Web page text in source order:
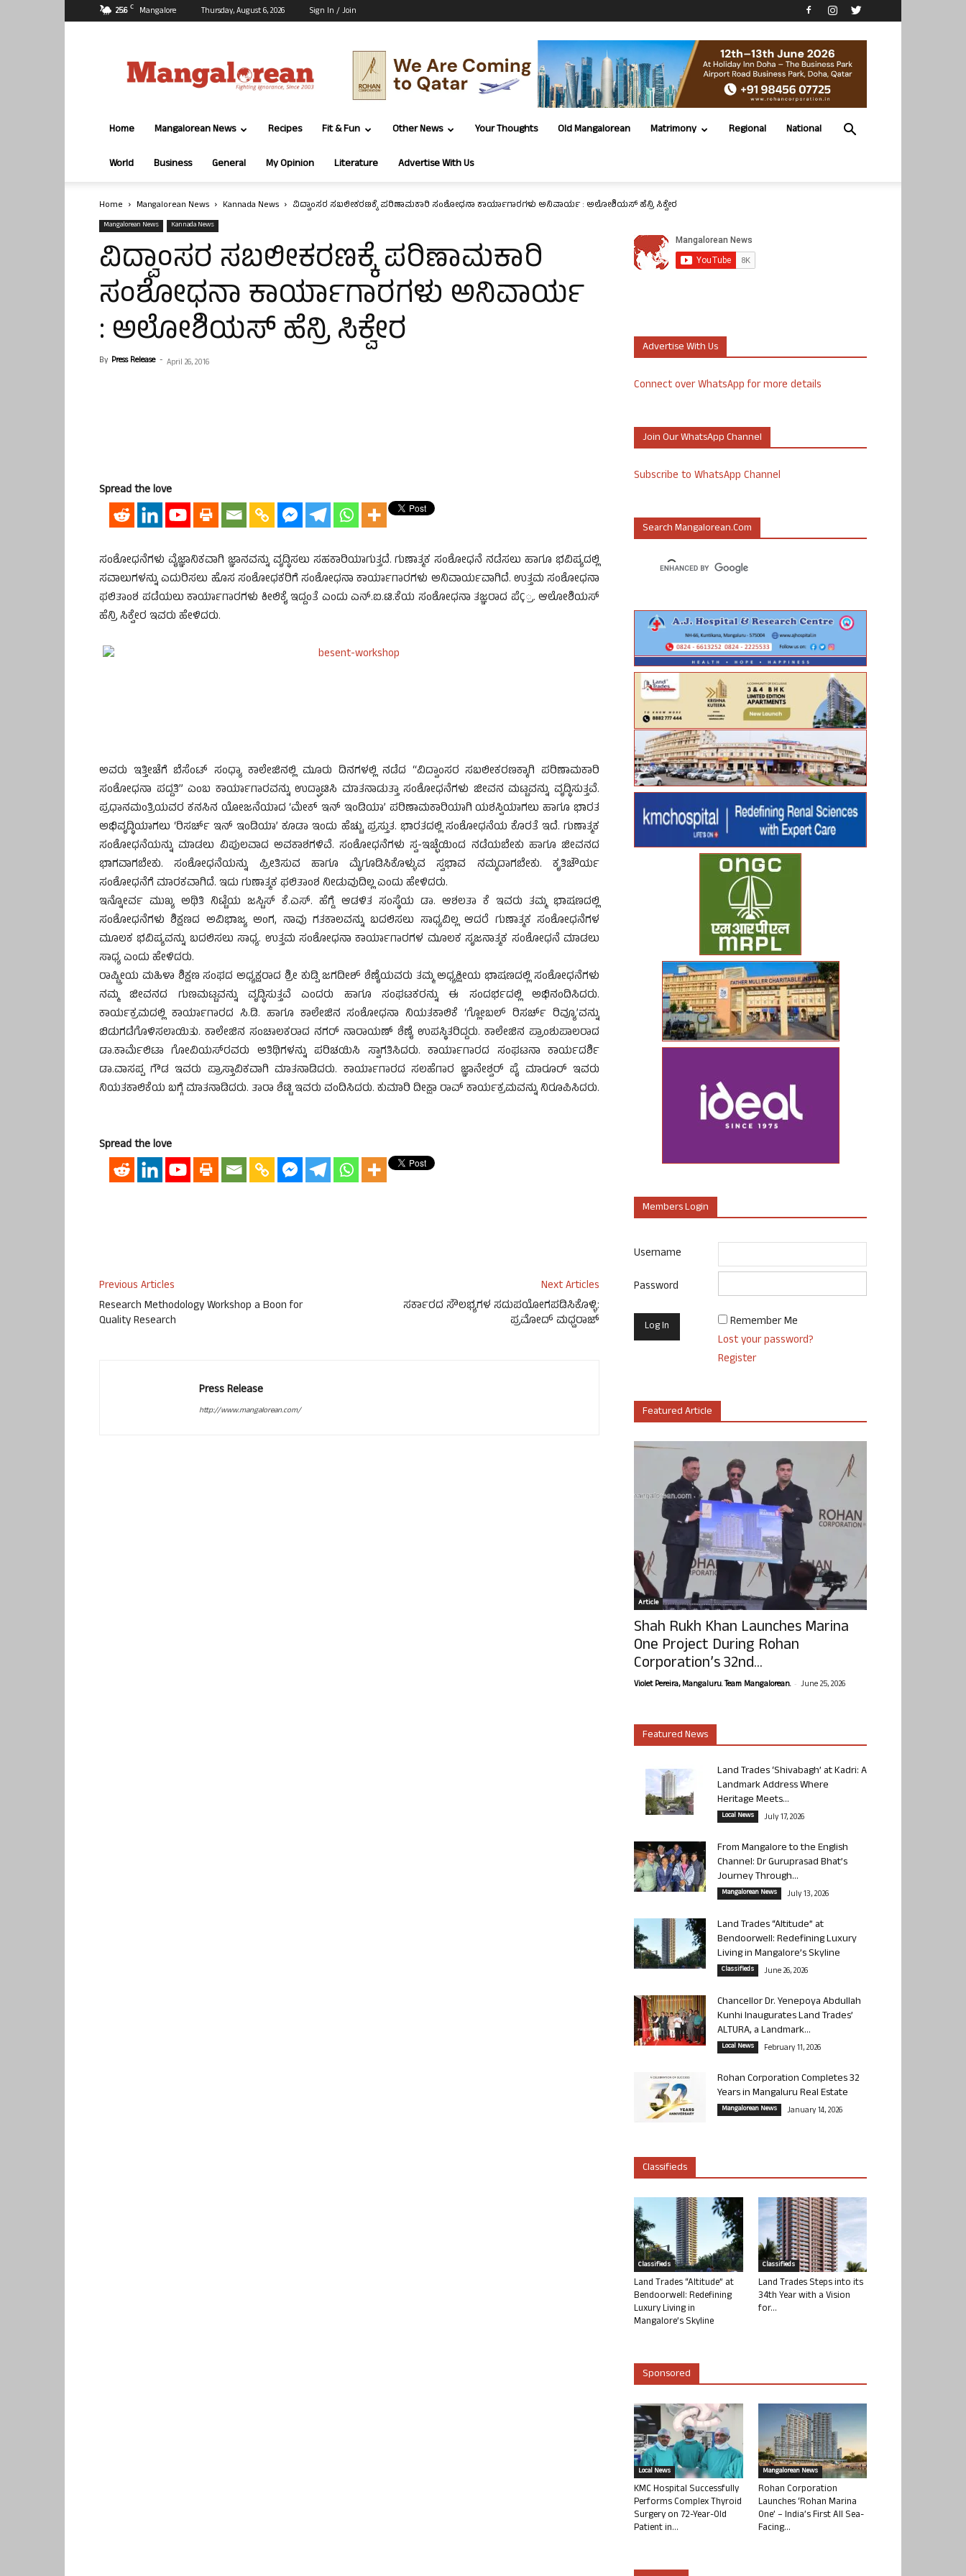
25.6 C Mangalore Thursday, August 6, 2026 Sign In / Join
Home Mangalorean News Recipes Fit & Fun Other News Your Thoughts Old Mangalorean Matrimony Regional National
World Business General My Opinion Literature Advertise With Us
Home Mangalorean News Kannada News ವಿದ್ವಾಂಸರ ಸಬಲೀಕರಣಕ್ಕೆ ಪರಿಣಾಮಕಾರಿ ಸಂಶೋಧನಾ ಕಾರ್ಯಾಗಾರಗಳು ಅನಿವಾರ್ಯ : ಅಲೋಶಿಯಸ್ ಹೆನ್ರಿ ಸಿಕ್ವೇರ
Mangalorean News Kannada News
ವಿದ್ವಾಂಸರ ಸಬಲೀಕರಣಕ್ಕೆ ಪರಿಣಾಮಕಾರಿ
ಸಂಶೋಧನಾ ಕಾರ್ಯಾಗಾರಗಳು ಅನಿವಾರ್ಯ
: ಅಲೋಶಿಯಸ್ ಹೆನ್ರಿ ಸಿಕ್ವೇರ
By Press Release - April 26, 2016
Spread the love
ಸಂಶೋಧನೆಗಳು ವೈಜ್ಞಾನಿಕವಾಗಿ ಜ್ಞಾನವನ್ನು ವೃದ್ಧಿಸಲು ಸಹಕಾರಿಯಾಗುತ್ತದೆ. ಗುಣಾತ್ಮಕ ಸಂಶೋಧನೆ ನಡೆಸಲು ಹಾಗೂ ಭವಿಷ್ಯದಲ್ಲಿ
ಸವಾಲುಗಳನ್ನು ಎದುರಿಸಲು ಹೊಸ ಸಂಶೋಧಕರಿಗೆ ಸಂಶೋಧನಾ ಕಾರ್ಯಾಗಾರಗಳು ಅನಿವಾರ್ಯವಾಗಿದೆ. ಉತ್ತಮ ಸಂಶೋಧನಾ
ಫಲಿತಾಂಶ ಪಡೆಯಲು ಕಾರ್ಯಾಗಾರಗಳು ಕೀಲಿಕೈ ಇದ್ದಂತೆ ಎಂದು ಎನ್.ಐ.ಟಿ.ಕೆಯ ಸಂಶೋಧನಾ ತಜ್ಞರಾದ ಪೆÇ್ರ. ಆಲೋಶಿಯಸ್
ಹೆನ್ರಿ ಸಿಕ್ವೇರ ಇವರು ಹೇಳಿದರು.
ಅವರು ಇತ್ತೀಚೆಗೆ ಬೆಸೆಂಟ್ ಸಂಧ್ಯಾ ಕಾಲೇಜಿನಲ್ಲಿ ಮೂರು ದಿನಗಳಲ್ಲಿ ನಡೆದ “ವಿದ್ವಾಂಸರ ಸಬಲೀಕರಣಕ್ಕಾಗಿ ಪರಿಣಾಮಕಾರಿ
ಸಂಶೋಧನಾ ಪದ್ದತಿ” ಎಂಬ ಕಾರ್ಯಾಗಾರವನ್ನು ಉದ್ಘಾಟಿಸಿ ಮಾತನಾಡುತ್ತಾ ಸಂಶೋಧನೆಗಳು ಜೀವನ ಮಟ್ಟವನ್ನು ವೃದ್ಧಿಸುತ್ತವೆ.
ಪ್ರಧಾನಮಂತ್ರಿಯವರ ಕನಸಿನ ಯೋಜನೆಯಾದ ‘ಮೇಕ್ ಇನ್ ಇಂಡಿಯಾ’ ಪರಿಣಾಮಕಾರಿಯಾಗಿ ಯಶಸ್ವಿಯಾಗಲು ಹಾಗೂ ಭಾರತ
ಅಭಿವೃದ್ಧಿಯಾಗಲು ‘ರಿಸರ್ಚ್ ಇನ್ ಇಂಡಿಯಾ’ ಕೂಡಾ ಇಂದು ಹೆಚ್ಚು ಪ್ರಸ್ತುತ. ಭಾರತದಲ್ಲಿ ಸಂಶೋಧನೆಯ ಕೊರತೆ ಇದೆ. ಗುಣಾತ್ಮಕ
ಸಂಶೋಧನೆಯನ್ನು ಮಾಡಲು ವಿಪುಲವಾದ ಅವಕಾಶಗಳಿವೆ. ಸಂಶೋಧನೆಗಳು ಸ್ವ-ಇಚ್ಛೆಯಿಂದ ನಡೆಯಬೇಕು ಹಾಗೂ ಜೀವನದ
ಭಾಗವಾಗಬೇಕು. ಸಂಶೋಧನೆಯನ್ನು ಪ್ರೀತಿಸುವ ಹಾಗೂ ಮೈಗೂಡಿಸಿಕೊಳ್ಳುವ ಸ್ವಭಾವ ನಮ್ಮದಾಗಬೇಕು. ಕೃತಿಚೌರ್ಯ
ಸಂಶೋಧನೆಗೆ ಮಾರಕವಾಗಿದೆ. ಇದು ಗುಣಾತ್ಮಕ ಫಲಿತಾಂಶ ನೀಡುವುದಿಲ್ಲ ಎಂದು ಹೇಳಿದರು.
ಇನ್ನೋರ್ವ ಮುಖ್ಯ ಅಥಿತಿ ನಿಟ್ಟೆಯ ಜಸ್ಟಿಸ್ ಕೆ.ಎಸ್. ಹೆಗ್ಡೆ ಆಡಳಿತ ಸಂಸ್ಥೆಯ ಡಾ. ಆಶಲತಾ ಕೆ ಇವರು ತಮ್ಮ ಭಾಷಣದಲ್ಲಿ
ಸಂಶೋಧನೆಗಳು ಶಿಕ್ಷಣದ ಅವಿಭಾಜ್ಯ ಅಂಗ, ನಾವು ಗತಕಾಲವನ್ನು ಬದಲಿಸಲು ಸಾಧ್ಯವಿಲ್ಲ ಆದರೆ ಗುಣಾತ್ಮಕ ಸಂಶೋಧನೆಗಳ
ಮೂಲಕ ಭವಿಷ್ಯವನ್ನು ಬದಲಿಸಲು ಸಾಧ್ಯ. ಉತ್ತಮ ಸಂಶೋಧನಾ ಕಾರ್ಯಾಗಾರಗಳ ಮೂಲಕ ಸೃಜನಾತ್ಮಕ ಸಂಶೋಧನೆ ಮಾಡಲು
ಸಾಧ್ಯ ಎಂದು ಹೇಳಿದರು.
ರಾಷ್ಟ್ರೀಯ ಮಹಿಳಾ ಶಿಕ್ಷಣ ಸಂಘದ ಅಧ್ಯಕ್ಷರಾದ ಶ್ರೀ ಕುಡ್ಪಿ ಜಗದೀಶ್ ಶೆಣೈಯವರು ತಮ್ಮ ಅಧ್ಯಕ್ಷೀಯ ಭಾಷಣದಲ್ಲಿ ಸಂಶೋಧನೆಗಳು
ನಮ್ಮ ಜೀವನದ ಗುಣಮಟ್ಟವನ್ನು ವೃದ್ಧಿಸುತ್ತವೆ ಎಂದರು ಹಾಗೂ ಸಂಘಟಕರನ್ನು ಈ ಸಂದರ್ಭದಲ್ಲಿ ಅಭಿನಂದಿಸಿದರು.
ಕಾರ್ಯಕ್ರಮದಲ್ಲಿ ಕಾರ್ಯಾಗಾರದ ಸಿ.ಡಿ. ಹಾಗೂ ಕಾಲೇಜಿನ ಸಂಶೋಧನಾ ನಿಯತಕಾಲಿಕೆ ‘ಗ್ಲೋಬಲ್ ರಿಸರ್ಚ್ ರಿವ್ಯೂ’ವನ್ನು
ಬಿಡುಗಡೆಗೊಳಿಸಲಾಯಿತು. ಕಾಲೇಜಿನ ಸಂಚಾಲಕರಾದ ನಗರ್ ನಾರಾಯಣ್ ಶೆಣೈ ಉಪಸ್ಥಿತರಿದ್ದರು. ಕಾಲೇಜಿನ ಪ್ರಾಂಶುಪಾಲರಾದ
ಡಾ.ಕಾರ್ಮೆಲಿಟಾ ಗೋವಿಯಸ್‍ರವರು ಅತಿಥಿಗಳನ್ನು ಪರಿಚಯಿಸಿ ಸ್ವಾಗತಿಸಿದರು. ಕಾರ್ಯಾಗಾರದ ಸಂಘಟನಾ ಕಾರ್ಯದರ್ಶಿ
ಡಾ.ವಾಸಪ್ಪ ಗೌಡ ಇವರು ಪ್ರಾಸ್ತಾವಿಕವಾಗಿ ಮಾತನಾಡಿದರು. ಕಾರ್ಯಾಗಾರದ ಸಲಹೆಗಾರ ಜ್ಞಾನೇಶ್ವರ್ ಪೈ ಮಾರೂರ್ ಇವರು
ನಿಯತಕಾಲಿಕೆಯ ಬಗ್ಗೆ ಮಾತನಾಡಿದರು. ತಾರಾ ಶೆಟ್ಟಿ ಇವರು ವಂದಿಸಿದರು. ಕುಮಾರಿ ದೀಕ್ಷಾ ರಾವ್ ಕಾರ್ಯಕ್ರಮವನ್ನು ನಿರೂಪಿಸಿದರು.
Spread the love
Previous Articles
Research Methodology Workshop a Boon for
Quality Research
Next Articles
ಸರ್ಕಾರದ ಸೌಲಭ್ಯಗಳ ಸದುಪಯೋಗಪಡಿಸಿಕೊಳ್ಳಿ:
ಪ್ರಮೋದ್ ಮಧ್ವರಾಜ್
Press Release
http://www.mangalorean.com/
Advertise With Us
Connect over WhatsApp for more details
Join Our WhatsApp Channel
Subscribe to WhatsApp Channel
Search Mangalorean.com
Members Login
Username
Password
Remember Me
Lost your password?
Register
Featured Article
Article
Shah Rukh Khan Launches Marina
One Project During Rohan
Corporation’s 32nd...
Violet Pereira, Mangaluru. Team Mangalorean. - June 25, 2026
Featured News
Land Trades ‘Shivabagh’ at Kadri: A
Landmark Address Where
Heritage Meets...
Local News July 17, 2026
From Mangalore to the English
Channel: Dr Guruprasad Bhat’s
Journey Through...
Mangalorean News July 13, 2026
Land Trades “Altitude” at
Bendoorwell: Redefining Luxury
Living in Mangalore’s Skyline
Classifieds June 26, 2026
Chancellor Dr. Yenepoya Abdullah
Kunhi Inaugurates Land Trades’
ALTURA, a Landmark...
Local News February 11, 2026
Rohan Corporation Completes 32
Years in Mangaluru Real Estate
Mangalorean News January 14, 2026
Classifieds
Classifieds
Land Trades “Altitude” at
Bendoorwell: Redefining
Luxury Living in
Mangalore’s Skyline
Classifieds
Land Trades Steps into its
34th Year with a Vision
for...
Sponsored
Local News
KMC Hospital Successfully
Performs Complex Thyroid
Surgery on 72-Year-Old
Patient in...
Mangalorean News
Rohan Corporation
Launches ‘Rohan Marina
One’ – India’s First All Sea-
Facing...